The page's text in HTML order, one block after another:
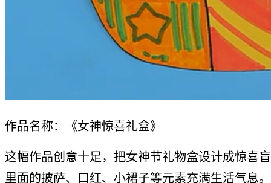
作品名称：《女神惊喜礼盒》
这幅作品创意十足，把女神节礼物盒设计成惊喜
里面的披萨、口红、小裙子等元素充满生活气息